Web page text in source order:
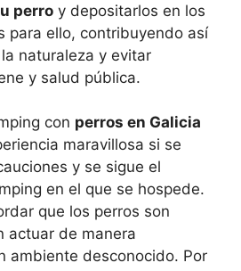
perro y depositarlos en los
para ello, contribuyendo así
naturaleza y evitar
y salud pública.
con perros en Galicia
maravillosa si se
y se sigue el
en el que se hospede.
que los perros son
actuar de manera
ambiente desconocido. Por